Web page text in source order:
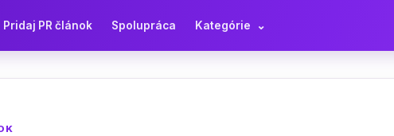
Pridaj PR článok Spolupráca Kategórie ⌄